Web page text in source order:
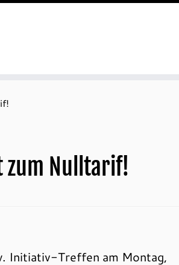
zum Nulltarif!
Initiativ-Treffen am Montag,